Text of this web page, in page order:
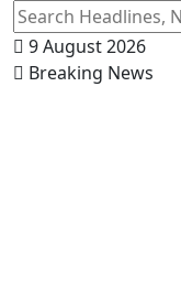
9 August 2026
Breaking News